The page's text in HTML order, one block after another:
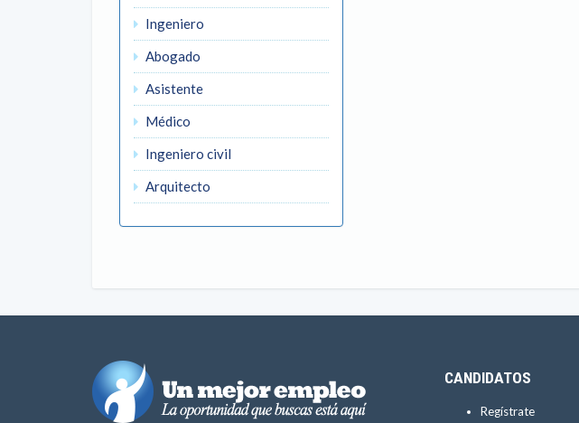
Ingeniero
Abogado
Asistente
Médico
Ingeniero civil
Arquitecto
CANDIDATOS
Regístrate